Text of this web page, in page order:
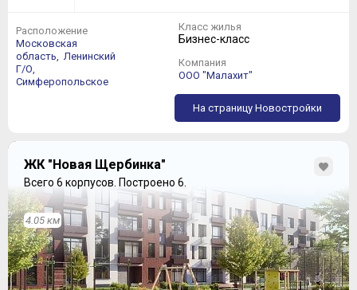
Расположение
Московская
область,
Ленинский
Г/О,
Симферопольское
Класс жилья
Бизнес-класс
Компания
ООО "Малахит"
На страницу Новостройки
ЖК "Новая Щербинка"
Всего 6 корпусов. Построено 6.
4.05 км